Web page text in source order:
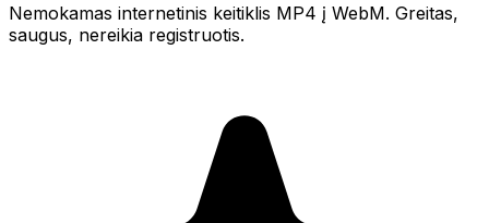
Nemokamas internetinis keitiklis MP4 į WebM. Greitas,
saugus, nereikia registruotis.